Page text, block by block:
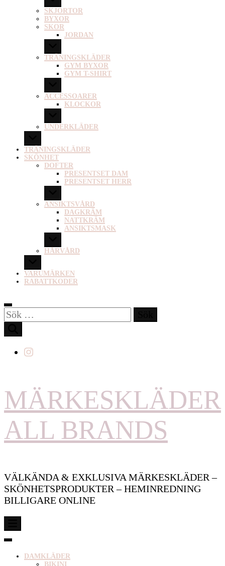
SKJORTOR
BYXOR
SKOR
JORDAN
TRÄNINGSKLÄDER
GYM BYXOR
GYM T-SHIRT
ACCESSOARER
KLOCKOR
UNDERKLÄDER
TRÄNINGSKLÄDER
SKÖNHET
DOFTER
PRESENTSET DAM
PRESENTSET HERR
ANSIKTSVÅRD
DAGKRÄM
NATTKRÄM
ANSIKTSMASK
HÅRVÅRD
VARUMÄRKEN
RABATTKODER
Sök
efter:
MÄRKESKLÄDER
ALL BRANDS
VÄLKÄNDA & EXKLUSIVA MÄRKESKLÄDER –
SKÖNHETSPRODUKTER – HEMINREDNING
BILLIGARE ONLINE
DAMKLÄDER
BIKINI